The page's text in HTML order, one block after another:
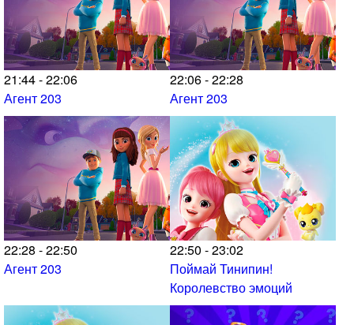
21:44 - 22:06
Агент 203
22:06 - 22:28
Агент 203
22:28 - 22:50
Агент 203
22:50 - 23:02
Поймай Тинипин!
Королевство эмоций